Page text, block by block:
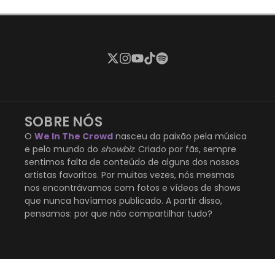
SOBRE NÓS
O We In The Crowd nasceu da paixão pela música
e pelo mundo do showbiz. Criado por fãs, sempre
sentimos falta de conteúdo de alguns dos nossos
artistas favoritos. Por muitas vezes, nós mesmas
nos encontrávamos com fotos e vídeos de shows
que nunca havíamos publicado. A partir disso,
pensamos: por que não compartilhar tudo?